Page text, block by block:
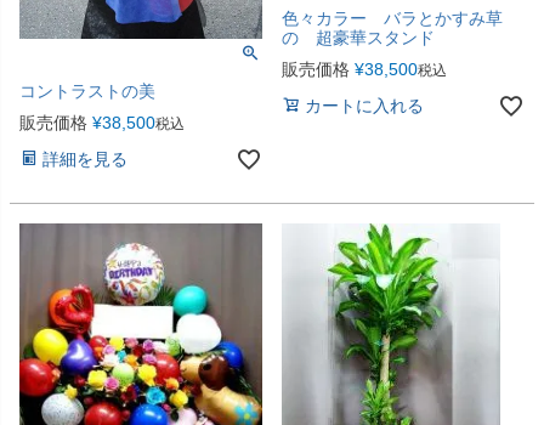
コントラストの美
販売価格 ¥38,500税込
詳細を見る
色々カラー バラとかすみ草
の 超豪華スタンド
販売価格 ¥38,500税込
カートに入れる